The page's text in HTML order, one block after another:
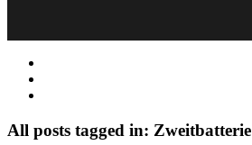
All posts tagged in: Zweitbatterie